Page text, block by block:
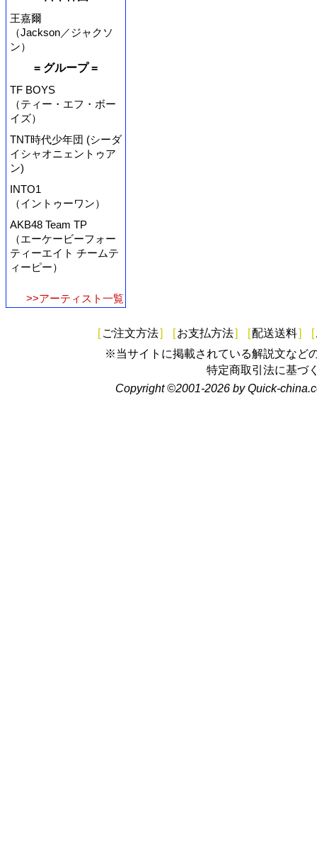
王嘉爾
（Jackson／ジャクソ
ン）
= グループ =
TF BOYS
（ティー・エフ・ボー
イズ）
TNT時代少年団 (シーダ
イシャオニェントゥア
ン)
INTO1
（イントゥーワン）
AKB48 Team TP
（エーケービーフォー
ティーエイト チームテ
ィーピー）
>>アーティスト一覧
[ ご注文方法] [お支払方法] [配送送料] [
※当サイトに掲載されている解説文など
特定商取引法に基づ
Copyright ©2001-2026 by Quick-